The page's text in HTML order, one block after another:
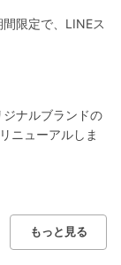
間限定で、LINEス
ジナルブランドの
ニューアルしま
もっと見る